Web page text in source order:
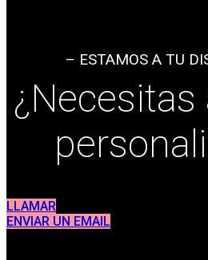
– ESTAMOS A TU
¿Necesitas
LLAMAR
ENVIAR UN EMAIL